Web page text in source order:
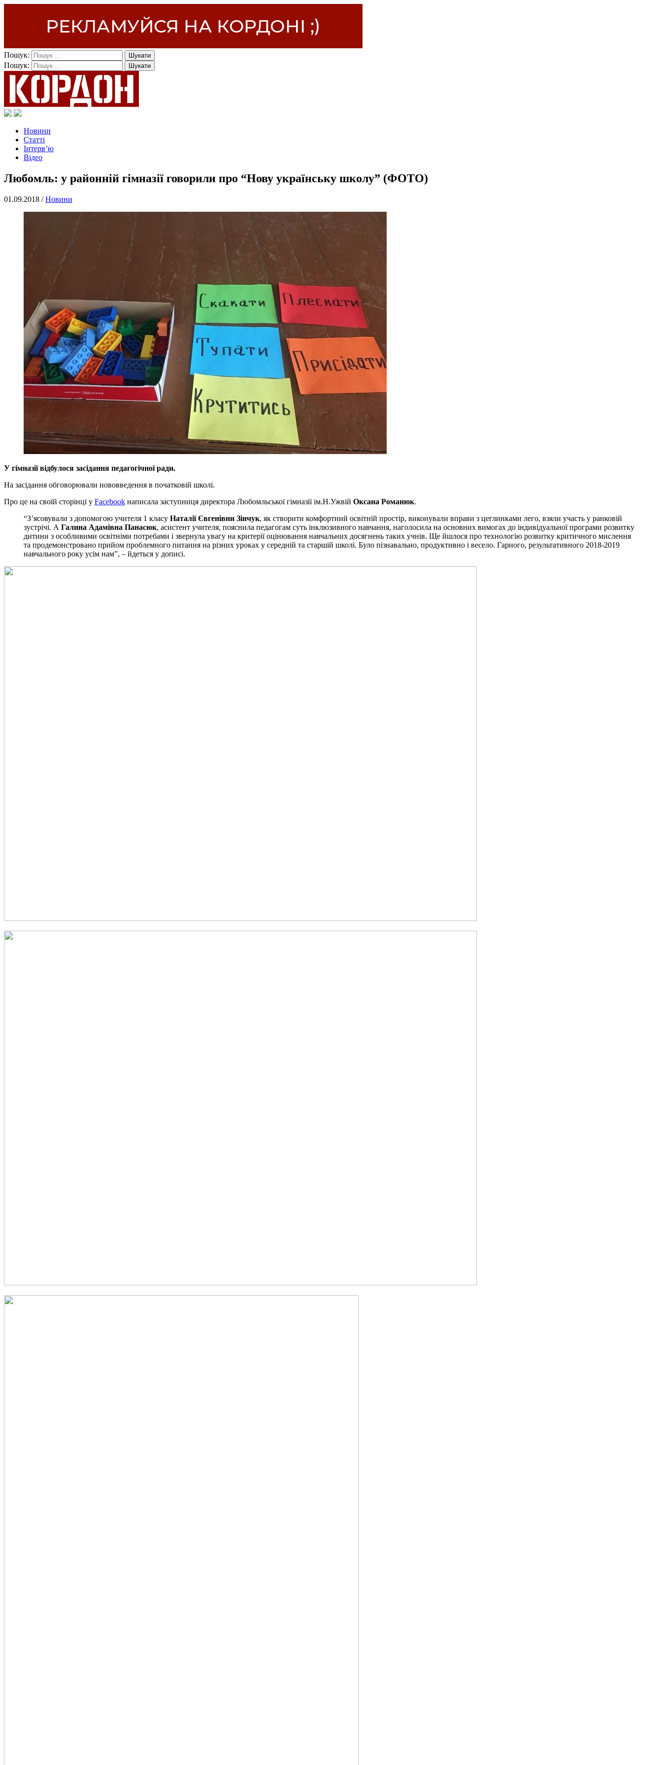
Пошук:
Пошук:
Новини
Статті
Інтерв’ю
Відео
Любомль: у районній гімназії говорили про “Нову українську школу” (ФОТО)
01.09.2018 /Новини
У гімназії відбулося засідання педагогічної ради.
На засідання обговорювали нововведення в початковій школі.
Про це на своїй сторінці у Facebook написала заступниця директора Любомльської гімназії ім.Н.Ужвій Оксана Романюк.
“З’ясовували з допомогою учителя 1 класу Наталії Євгенівни Зінчук, як створити комфортний освітній простір, виконували вправи з цеглинками лего, взяли участь у ранковій
зустрічі. А Галина Адамівна Панасюк, асистент учителя, пояснила педагогам суть інклюзивного навчання, наголосила на основних вимогах до індивідуальної програми розвитку
дитини з особливими освітніми потребами і звернула увагу на критерії оцінювання навчальних досягнень таких учнів. Ще йшлося про технологію розвитку критичного мислення
та продемонстровано прийом проблемного питання на різних уроках у середній та старшій школі. Було пізнавально, продуктивно і весело. Гарного, результативного 2018-2019
навчального року усім нам”, – йдеться у дописі.